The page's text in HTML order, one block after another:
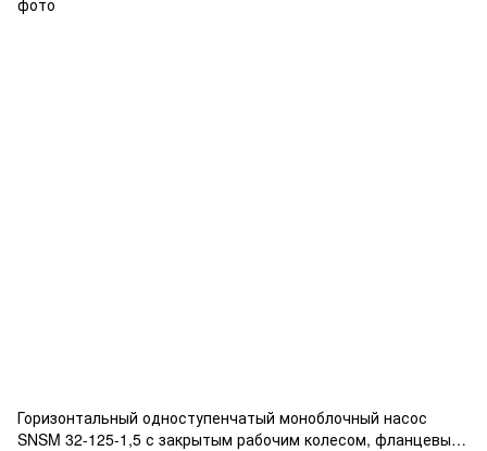
Горизонтальный одноступенчатый моноблочный насос
SNSM 32-125-1,5 с закрытым рабочим колесом, фланцевым